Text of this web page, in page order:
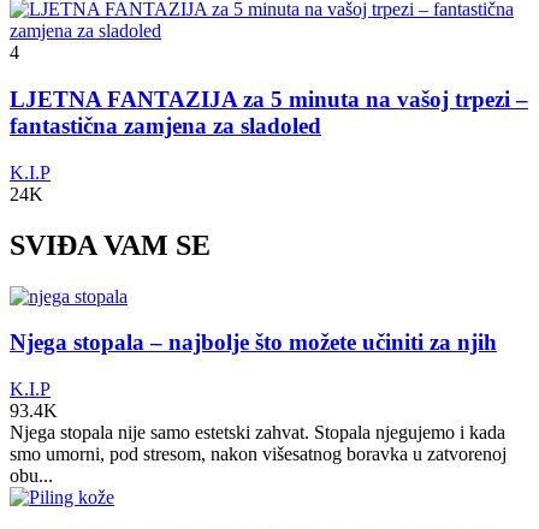
4
LJETNA FANTAZIJA za 5 minuta na vašoj trpezi –
fantastična zamjena za sladoled
K.I.P
24K
SVIĐA VAM SE
Njega stopala – najbolje što možete učiniti za njih
K.I.P
93.4K
Njega stopala nije samo estetski zahvat. Stopala njegujemo i kada
smo umorni, pod stresom, nakon višesatnog boravka u zatvorenoj
obu...